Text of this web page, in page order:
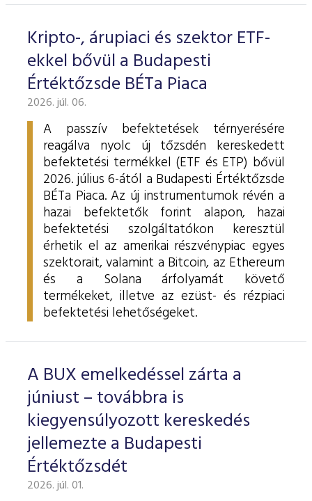
Kripto-, árupiaci és szektor ETF-
ekkel bővül a Budapesti
Értéktőzsde BÉTa Piaca
2026. júl. 06.
A passzív befektetések térnyerésére
reagálva nyolc új tőzsdén kereskedett
befektetési termékkel (ETF és ETP) bővül
2026. július 6-ától a Budapesti Értéktőzsde
BÉTa Piaca. Az új instrumentumok révén a
hazai befektetők forint alapon, hazai
befektetési szolgáltatókon keresztül
érhetik el az amerikai részvénypiac egyes
szektorait, valamint a Bitcoin, az Ethereum
és a Solana árfolyamát követő
termékeket, illetve az ezüst- és rézpiaci
befektetési lehetőségeket.
A BUX emelkedéssel zárta a
júniust – továbbra is
kiegyensúlyozott kereskedés
jellemezte a Budapesti
Értéktőzsdét
2026. júl. 01.